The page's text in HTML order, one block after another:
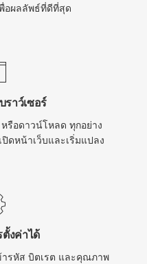
อผลลัพธ์ที่ดีที่สุด
ราว์เซอร์
รือดาวน์โหลด ทุกอย่าง
ดหน้าเว็บและเริ่มแปลง
งค่าได้
ารหัส บิตเรต และคุณภาพ